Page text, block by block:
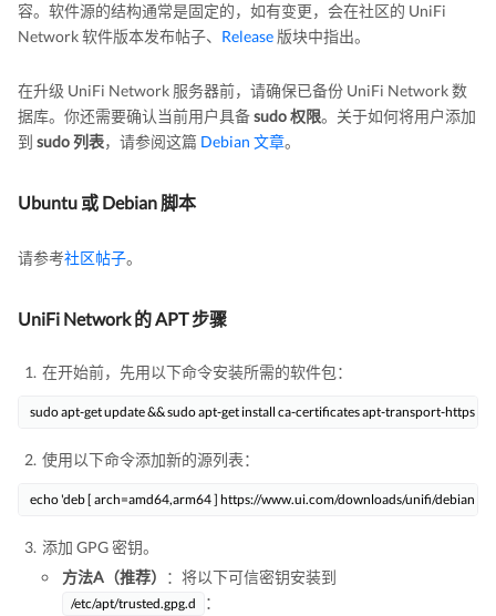
容。软件源的结构通常是固定的，如有变更，会在社区的 UniFi
Network 软件版本发布帖子、 Release 版块中指出。
在升级 UniFi Network 服务器前，请确保已备份 UniFi Network 数
据库。你还需要确认当前用户具备sudo 权限。关于如何将用户添加
到 sudo 列表，请参阅这篇 Debian 文章。
Ubuntu 或 Debian 脚本
请参考社区帖子。
UniFi Network 的 APT 步骤
在开始前，先用以下命令安装所需的软件包：
sudo apt-get update && sudo apt-get install ca-certificates apt-transport-https
使用以下命令添加新的源列表：
echo 'deb [ arch=amd64,arm64 ] https://www.ui.com/downloads/unifi/debian
添加 GPG 密钥。
方法A（推荐）
：将以下可信密钥安装到
/etc/apt/trusted.gpg.d ：